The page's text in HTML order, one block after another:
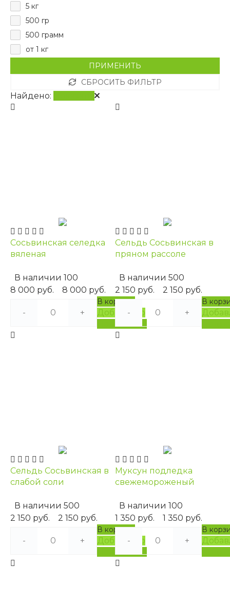
5 кг
500 гр
500 грамм
от 1 кг
ПРИМЕНИТЬ
СБРОСИТЬ ФИЛЬТР
Найдено:
Сосьвинская селедка
вяленая
В наличии 100
8 000 руб.
8 000 руб.
- +
В корзину
Добавлено
Сельдь Сосьвинская в
пряном рассоле
В наличии 500
2 150 руб.
2 150 руб.
- +
В
Сельдь Сосьвинская в
слабой соли
В наличии 500
2 150 руб.
2 150 руб.
- +
В корзину
Добавлено
Муксун подледка
свежемороженый
В наличии 100
1 350 руб.
1 350 руб.
- +
В